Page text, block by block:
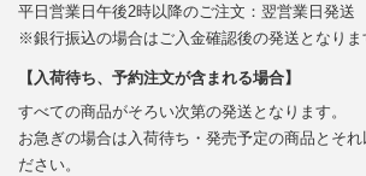
平日営業日午後2時以降のご注文：翌営業日発送
※銀行振込の場合はご入金確認後の発送となりま
【入荷待ち、予約注文が含まれる場合】
すべての商品がそろい次第の発送となります。
お急ぎの場合は入荷待ち・発売予定の商品とそれ
ださい。